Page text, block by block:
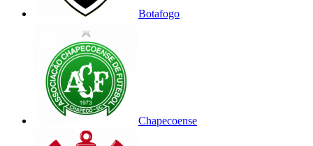
Botafogo
Chapecoense